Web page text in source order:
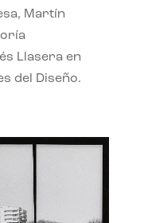
Martín
Llasera en
del Diseño.